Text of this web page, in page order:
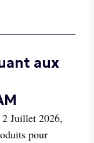
aux
2 Juillet 2026,
pour